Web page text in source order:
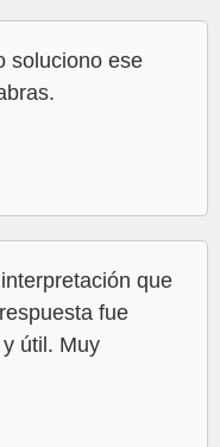
soluciono ese
que
fue
útil. Muy